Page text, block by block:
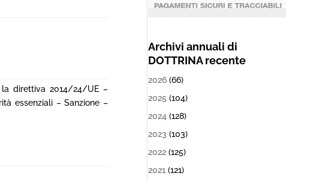
direttiva 2014/24/UE –
essenziali – Sanzione –
Archivi annuali di
DOTTRINA recente
2026 (66)
2025 (104)
2024 (128)
2023 (103)
2022 (125)
2021 (121)